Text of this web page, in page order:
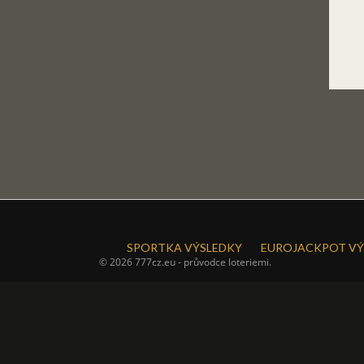
SPORTKA VÝSLEDKY EUROJACKPOT
© 2026 777cz.eu - průvodce loteriemi.